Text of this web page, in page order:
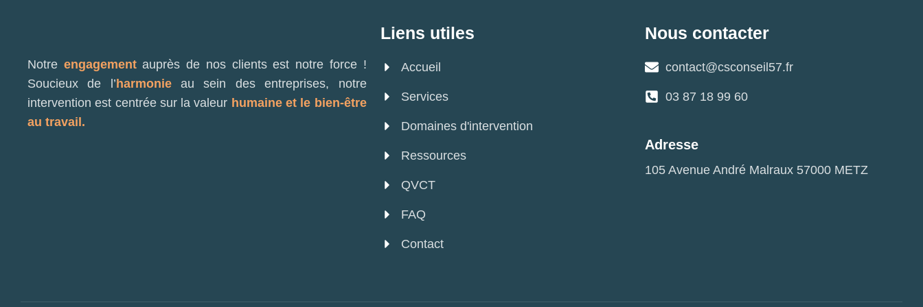
Notre engagementauprès de nos clients est notre force !
Soucieux de l’ harmonieau sein des entreprises, notre
intervention est centrée sur la valeur humaine et le bien-être
au travail.
Liens utiles
Accueil
Services
Domaines d'intervention
Ressources
QVCT
FAQ
Contact
Nous contacter
contact@csconseil57.fr
03 87 18 99 60
Adresse
105 Avenue André Malraux 57000 METZ